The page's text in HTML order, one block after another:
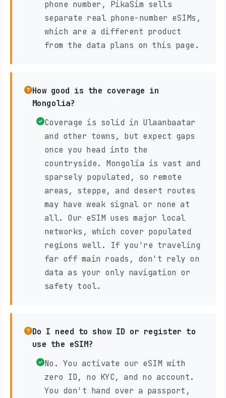
phone number, PikaSim sells
separate real phone-number eSIMs,
which are a different product
from the data plans on this page.
How good is the coverage in
Mongolia?
Coverage is solid in Ulaanbaatar
and other towns, but expect gaps
once you head into the
countryside. Mongolia is vast and
sparsely populated, so remote
areas, steppe, and desert routes
may have weak signal or none at
all. Our eSIM uses major local
networks, which cover populated
regions well. If you're traveling
far off main roads, don't rely on
data as your only navigation or
safety tool.
Do I need to show ID or register to
use the eSIM?
No. You activate our eSIM with
zero ID, no KYC, and no account.
You don't hand over a passport,